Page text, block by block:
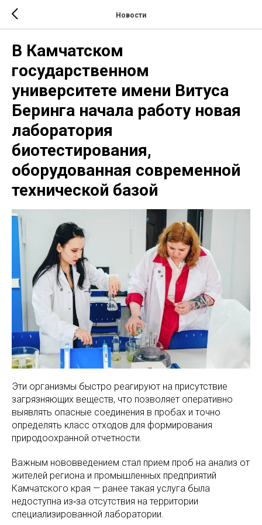
Новости
В Камчатском
государственном
университете имени Витуса
Беринга начала работу новая
лаборатория
биотестирования,
оборудованная современной
технической базой
Эти организмы быстро реагируют на присутствие
загрязняющих веществ, что позволяет оперативно
выявлять опасные соединения в пробах и точно
определять класс отходов для формирования
природоохранной отчетности.
Важным нововведением стал прием проб на анализ от
жителей региона и промышленных предприятий
Камчатского края — ранее такая услуга была
недоступна из‑за отсутствия на территории
специализированной лаборатории.